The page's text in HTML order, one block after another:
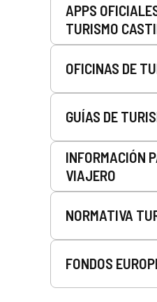
APPS
TURISMO
OFICINAS DE
GUÍAS DE
INFORMACIÓN
VIAJERO
NORMATIVA
FONDOS